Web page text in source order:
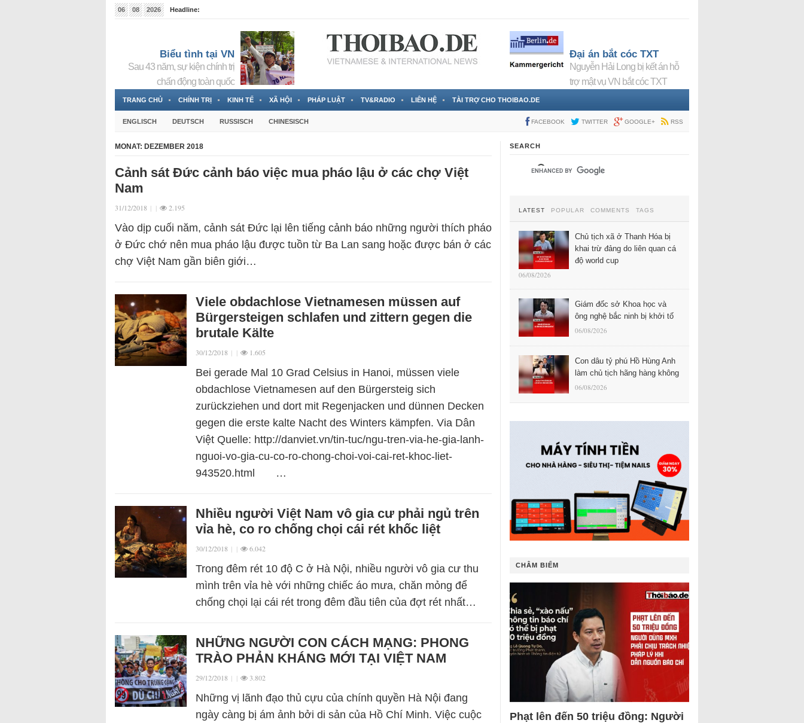
06 08 2026
Headline:
Biểu tình tại VN
Sau 43 năm, sự kiện chính trị
chấn động toàn quốc
Đại án bắt cóc TXT
Nguyễn Hải Long bị kết án hỗ
trợ mật vụ VN bắt cóc TXT
TRANG CHỦ CHÍNH TRỊ KINH TẾ XÃ HỘI PHÁP LUẬT TV&RADIO LIÊN HỆ TÀI TRỢ CHO THOIBAO.DE
ENGLISCH DEUTSCH RUSSISCH CHINESISCH FACEBOOK TWITTER GOOGLE+ RSS
MONAT: DEZEMBER 2018
Cảnh sát Đức cảnh báo việc mua pháo lậu ở các chợ Việt
Nam
31/12/2018 | | 2.195
Vào dịp cuối năm, cảnh sát Đức lại lên tiếng cảnh báo những người thích pháo
ở Đức chớ nên mua pháo lậu được tuồn từ Ba Lan sang hoặc được bán ở các
chợ Việt Nam gần biên giới…
Viele obdachlose Vietnamesen müssen auf
Bürgersteigen schlafen und zittern gegen die
brutale Kälte
30/12/2018 | | 1.605
Bei gerade Mal 10 Grad Celsius in Hanoi, müssen viele
obdachlose Vietnamesen auf den Bürgersteig sich
zurückziehen und dort mit Regenjacken und dünnen Decken
gegen die erste kalte Nacht des Winters kämpfen. Via Dân
Việt Quelle: http://danviet.vn/tin-tuc/ngu-tren-via-he-gia-lanh-
nguoi-vo-gia-cu-co-ro-chong-choi-voi-cai-ret-khoc-liet-
943520.html …
Nhiều người Việt Nam vô gia cư phải ngủ trên
vỉa hè, co ro chống chọi cái rét khốc liệt
30/12/2018 | | 6.042
Trong đêm rét 10 độ C ở Hà Nội, nhiều người vô gia cư thu
mình trên vỉa hè với những chiếc áo mưa, chăn mỏng để
chống chọi lại cái rét trong đêm đầu tiên của đợt rét nhất…
NHỮNG NGƯỜI CON CÁCH MẠNG: PHONG
TRÀO PHẢN KHÁNG MỚI TẠI VIỆT NAM
29/12/2018 | | 3.802
Những vị lãnh đạo thủ cựu của chính quyền Hà Nội đang
ngày càng bị ám ảnh bởi di sản của Hồ Chí Minh. Việc cuộc
SEARCH
LATEST POPULAR COMMENTS TAGS
Chủ tịch xã ở Thanh Hóa bị
khai trừ đảng do liên quan cá
độ world cup
06/08/2026
Giám đốc sở Khoa học và
ông nghệ bắc ninh bị khởi tố
06/08/2026
Con dâu tỷ phú Hồ Hùng Anh
làm chủ tịch hãng hàng không
06/08/2026
CHÂM BIẾM
Phạt lên đến 50 triệu đồng: Người